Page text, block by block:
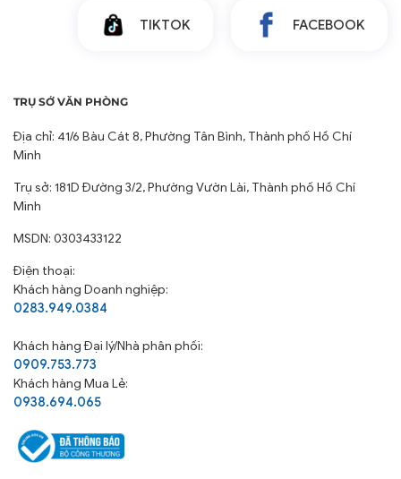
TIKTOK FACEBOOK
TRỤ SỞ VĂN PHÒNG
Địa chỉ: 41/6 Bàu Cát 8, Phường Tân Bình, Thành phố Hồ Chí
Minh
Trụ sở: 181D Đường 3/2, Phường Vườn Lài, Thành phố Hồ Chí
Minh
MSDN: 0303433122
Điện thoại:
Khách hàng Doanh nghiệp:
0283.949.0384
Khách hàngĐại lý/Nhà phân phối:
0909.753.773
Khách hàng Mua Lẻ:
0938.694.065